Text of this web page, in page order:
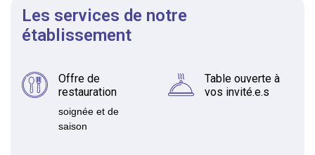
Les services de notre
établissement
Offre de
restauration
soignée et de
saison
Table ouverte à
vos invité.e.s